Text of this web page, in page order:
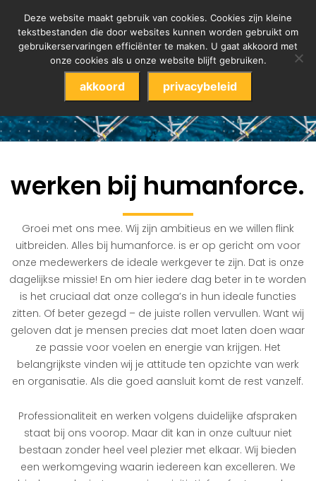
werken bij humanforce.
Groei met ons mee. Wij zijn ambitieus en we willen flink
uitbreiden. Alles bij humanforce. is er op gericht om voor
onze medewerkers de ideale werkgever te zijn. Dat is onze
dagelijkse missie! En om hier iedere dag beter in te worden
is het cruciaal dat onze collega’s in hun ideale functies
zitten. Of beter gezegd – de juiste rollen vervullen. Want wij
geloven dat je mensen precies dat moet laten doen waar
ze passie voor voelen en energie van krijgen. Het
belangrijkste vinden wij je attitude ten opzichte van werk
en organisatie. Als die goed aansluit komt de rest vanzelf.
Professionaliteit en werken volgens duidelijke afspraken
staat bij ons voorop. Maar dit kan in onze cultuur niet
bestaan zonder heel veel plezier met elkaar. Wij bieden
een werkomgeving waarin iedereen kan excelleren. We
Deze website maakt gebruik van cookies. Cookies zijn kleine
tekstbestanden die door websites kunnen worden gebruikt om
gebruikerservaringen efficiënter te maken. U gaat akkoord met
onze cookies als u onze website blijft gebruiken.
akkoord privacybeleid